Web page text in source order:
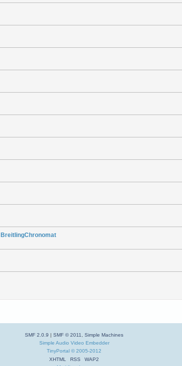
BreitlingChronomat
SMF 2.0.9 |SMF © 2011,Simple Machines
Simple Audio Video Embedder
TinyPortal © 2005-2012
XHTML
RSS
WAP2